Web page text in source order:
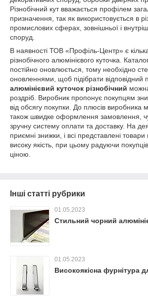
Різнобічний кут вважається профілем
призначення, так як використовується в
промислових сферах, зовнішньої і
споруд.
В наявності ТОВ «Профіль-Центр» є
різнобічного алюмінієвого куточка.
постійно оновлюється, тому необхідно
оновленнями, щоб підібрати відповідний
алюмінієвий куточок різнобічний
роздріб. Виробник пропонує покупцям
від обсягу покупки. До плюсів виробника
також швидке оформлення замовлення,
зручну систему оплати та доставку. На
приємні знижки, і всі представлені
високу якість, при цьому радуючи
ціною.
Інші статті рубрики
01.05.2023
Стильний чорний
01.05.2023
Високоякісна фурнітура